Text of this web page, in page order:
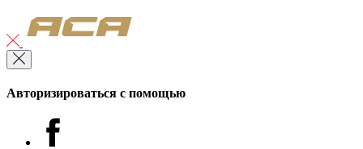
Авторизироваться с помощью